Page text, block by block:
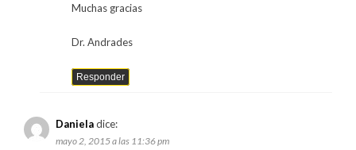
Muchas gracias
Dr. Andrades
Responder
Danieladice:
mayo 2, 2015 a las 11:36 pm